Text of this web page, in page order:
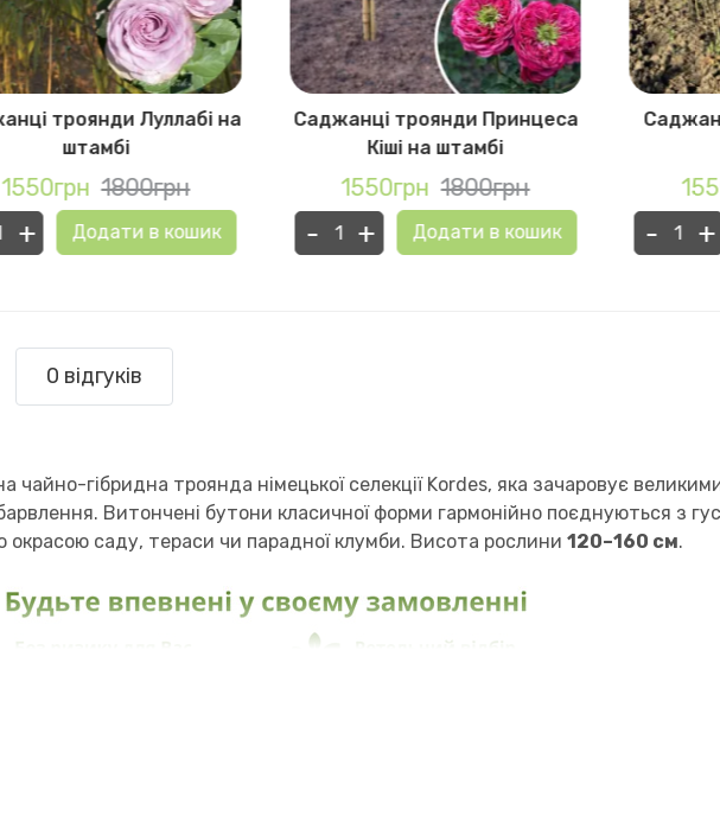
троянди Луллабі на
штамбі
1550грн 1800грн
+ Додати в кошик
Саджанці троянди Принцеса
Кіші на штамбі
1550грн 1800грн
- + Додати в кошик - +
0 відгуків
чайно-гібридна троянда німецької селекції Kordes, яка зачаровує
Витончені бутони класичної форми гармонійно поєднуються з
окрасою саду, тераси чи парадної клумби. Висота рослини 120–160 см.